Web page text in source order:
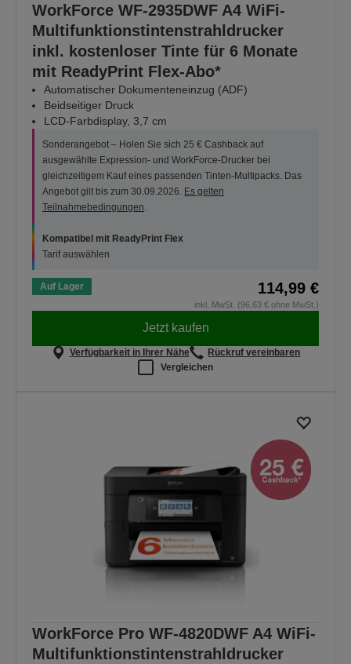
WorkForce WF-2935DWF A4 WiFi-
Multifunktionstintenstrahldrucker
inkl. kostenloser Tinte für 6 Monate
mit ReadyPrint Flex-Abo*
Automatischer Dokumenteneinzug (ADF)
Beidseitiger Druck
LCD-Farbdisplay, 3,7 cm
Sonderangebot – Holen Sie sich 25 € Cashback auf
ausgewählte Expression- und WorkForce-Drucker bei
gleichzeitigem Kauf eines passenden Tinten-Multipacks. Das
Angebot gilt bis zum 30.09.2026. Es gelten
Teilnahmebedingungen
Kompatibel mit ReadyPrint Flex
Tarif auswählen
Auf Lager 114,99 €
inkl. MwSt. (96,63 € ohne MwSt.)
Jetzt kaufen
Verfügbarkeit in Ihrer Nähe
Rückruf vereinbaren
Vergleichen
WorkForce Pro WF-4820DWF A4 WiFi-
Multifunktionstintenstrahldrucker